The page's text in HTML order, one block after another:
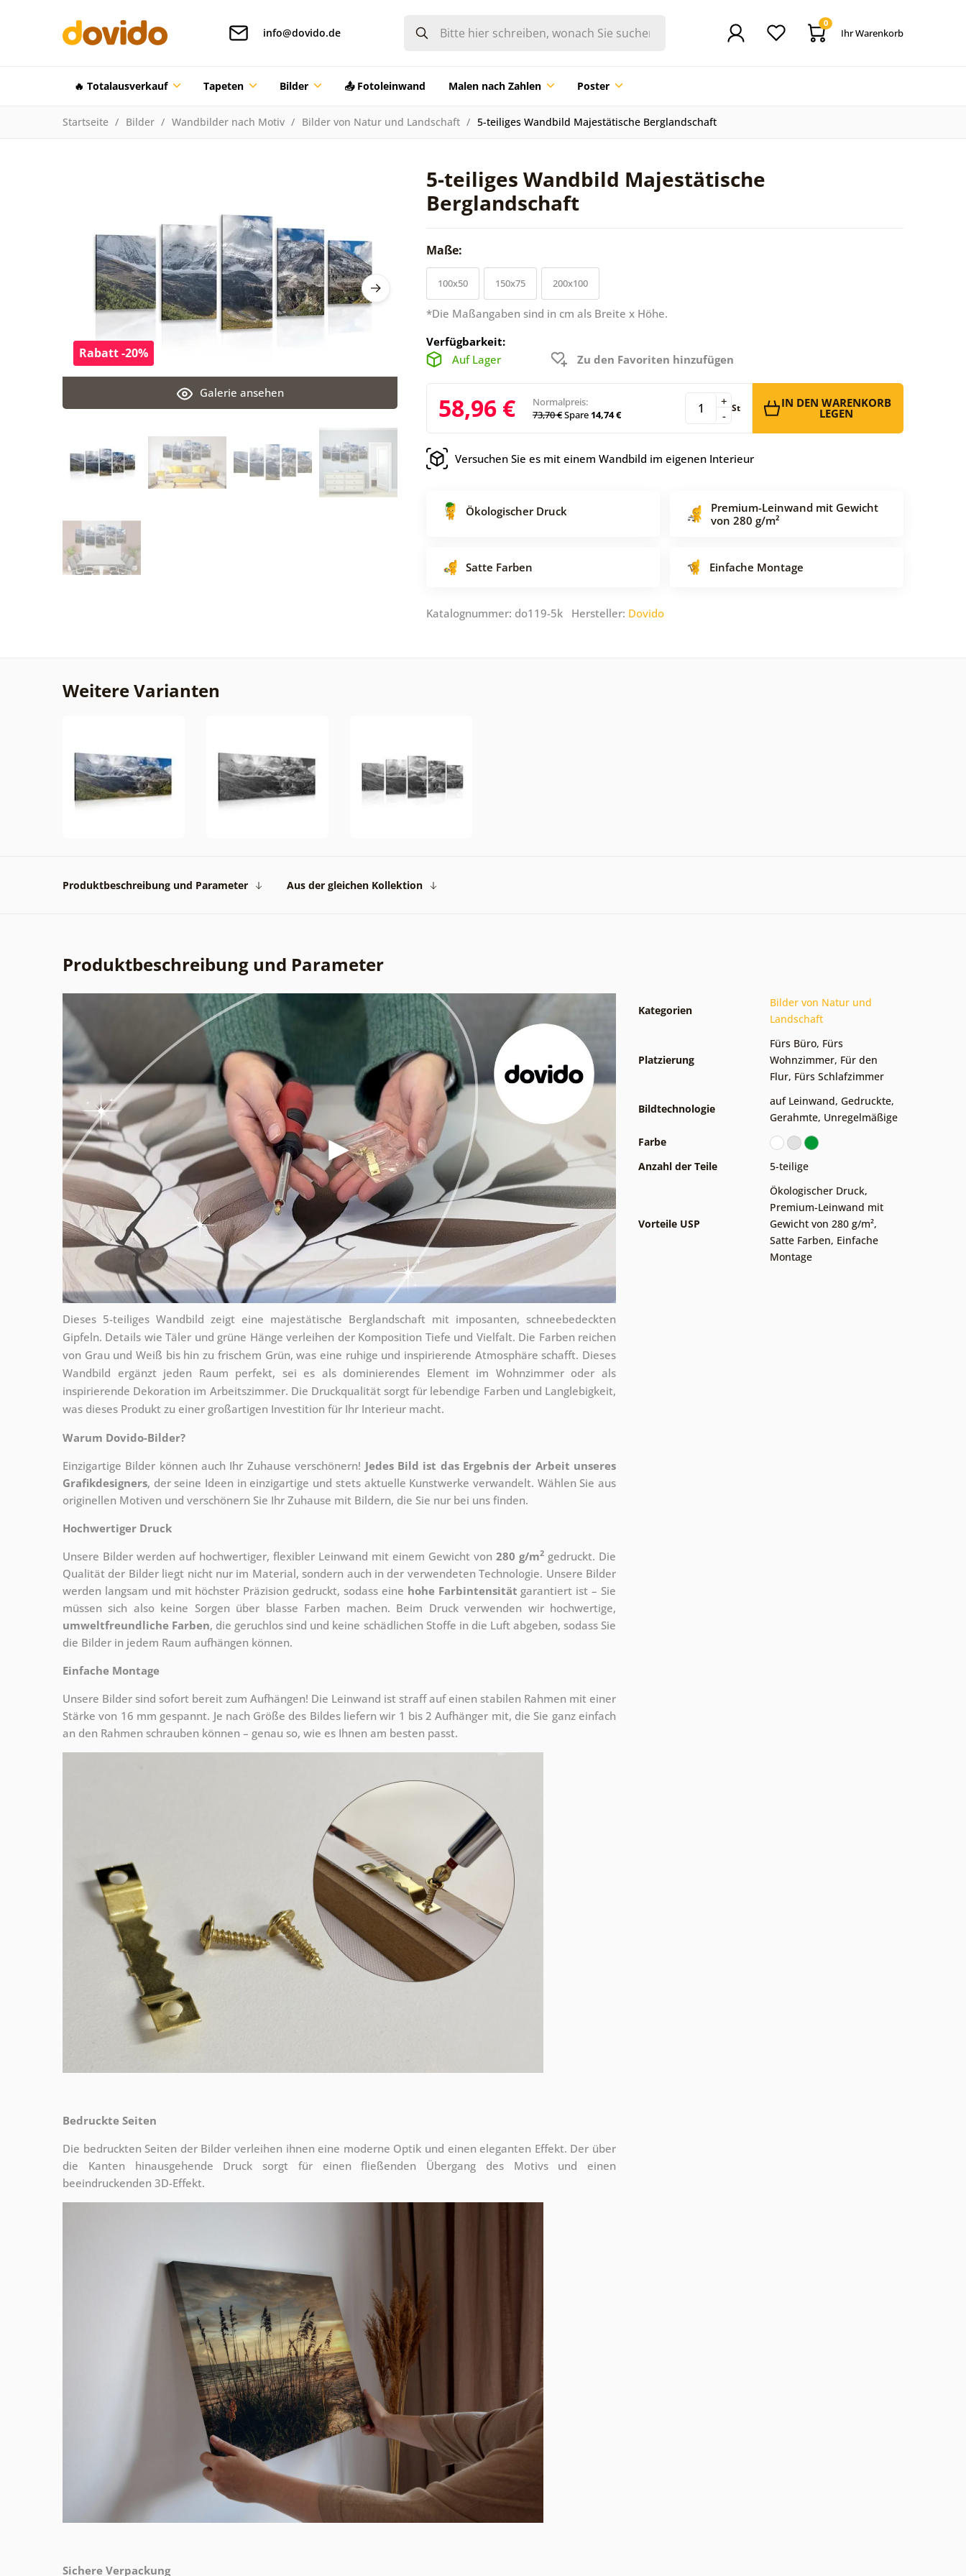
info@dovido.de
0
Ihr Warenkorb
🔥 Totalausverkauf Tapeten Bilder 📤 Fotoleinwand Malen nach Zahlen Poster
Startseite Bilder Wandbilder nach Motiv Bilder von Natur und Landschaft 5-teiliges Wandbild Majestätische Berglandschaft
5-teiliges Wandbild Majestätische
Berglandschaft
Galerie ansehen
Rabatt -20%
Maße:
100x50 150x75 200x100
*Die Maßangaben sind in cm als Breite x Höhe.
Verfügbarkeit:
Auf Lager
Zu den Favoriten hinzufügen
58,96 €
Normalpreis:
73,70 €Spare 14,74 € -
+ St IN DEN WARENKORB
LEGEN
Versuchen Sie es mit einem Wandbild im eigenen Interieur
Ökologischer Druck
Premium-Leinwand mit Gewicht
von 280 g/m²
Satte Farben Einfache Montage
Katalognummer: do119-5k Hersteller: Dovido
Weitere Varianten
Produktbeschreibung und Parameter Aus der gleichen Kollektion
Produktbeschreibung und Parameter
Dieses 5-teiliges Wandbild zeigt eine majestätische Berglandschaft mit imposanten, schneebedeckten
Gipfeln. Details wie Täler und grüne Hänge verleihen der Komposition Tiefe und Vielfalt. Die Farben reichen
von Grau und Weiß bis hin zu frischem Grün, was eine ruhige und inspirierende Atmosphäre schafft. Dieses
Wandbild ergänzt jeden Raum perfekt, sei es als dominierendes Element im Wohnzimmer oder als
inspirierende Dekoration im Arbeitszimmer. Die Druckqualität sorgt für lebendige Farben und Langlebigkeit,
was dieses Produkt zu einer großartigen Investition für Ihr Interieur macht.
Warum Dovido-Bilder?
Einzigartige Bilder können auch Ihr Zuhause verschönern! Jedes Bild ist das Ergebnis der Arbeit unseres
Grafikdesigners, der seine Ideen in einzigartige und stets aktuelle Kunstwerke verwandelt. Wählen Sie aus
originellen Motiven und verschönern Sie Ihr Zuhause mit Bildern, die Sie nur bei uns finden.
Hochwertiger Druck
Unsere Bilder werden auf hochwertiger, flexibler Leinwand mit einem Gewicht von 280 g/m2 gedruckt. Die
Qualität der Bilder liegt nicht nur im Material, sondern auch in der verwendeten Technologie. Unsere Bilder
werden langsam und mit höchster Präzision gedruckt, sodass eine hohe Farbintensität garantiert ist – Sie
müssen sich also keine Sorgen über blasse Farben machen. Beim Druck verwenden wir hochwertige,
umweltfreundliche Farben, die geruchlos sind und keine schädlichen Stoffe in die Luft abgeben, sodass Sie
die Bilder in jedem Raum aufhängen können.
Einfache Montage
Unsere Bilder sind sofort bereit zum Aufhängen! Die Leinwand ist straff auf einen stabilen Rahmen mit einer
Stärke von 16 mm gespannt. Je nach Größe des Bildes liefern wir 1 bis 2 Aufhänger mit, die Sie ganz einfach
an den Rahmen schrauben können – genau so, wie es Ihnen am besten passt.
Bedruckte Seiten
Die bedruckten Seiten der Bilder verleihen ihnen eine moderne Optik und einen eleganten Effekt. Der über
die Kanten hinausgehende Druck sorgt für einen fließenden Übergang des Motivs und einen
beeindruckenden 3D-Effekt.
Sichere Verpackung
Kategorien
Bilder von Natur und
Landschaft
Platzierung
Fürs Büro, Fürs
Wohnzimmer, Für den
Flur, Fürs Schlafzimmer
Bildtechnologie
auf Leinwand, Gedruckte,
Gerahmte, Unregelmäßige
Farbe
Anzahl der Teile
5-teilige
Vorteile USP
Ökologischer Druck,
Premium-Leinwand mit
Gewicht von 280 g/m²,
Satte Farben, Einfache
Montage